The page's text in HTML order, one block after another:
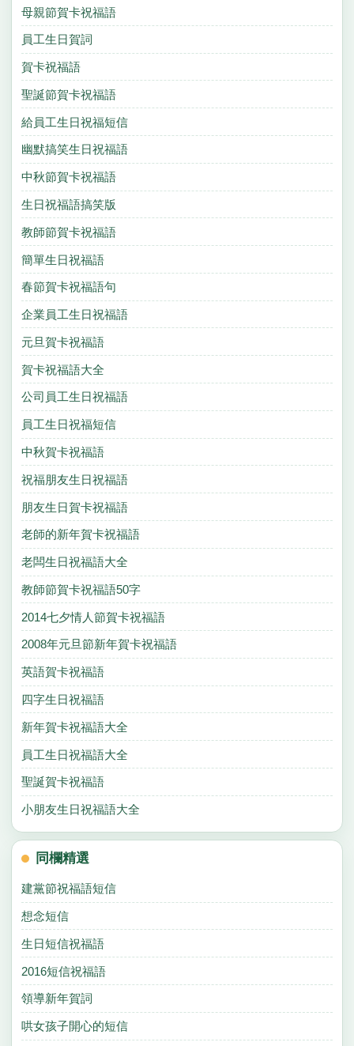
母親節賀卡祝福語
員工生日賀詞
賀卡祝福語
聖誕節賀卡祝福語
給員工生日祝福短信
幽默搞笑生日祝福語
中秋節賀卡祝福語
生日祝福語搞笑版
教師節賀卡祝福語
簡單生日祝福語
春節賀卡祝福語句
企業員工生日祝福語
元旦賀卡祝福語
賀卡祝福語大全
公司員工生日祝福語
員工生日祝福短信
中秋賀卡祝福語
祝福朋友生日祝福語
朋友生日賀卡祝福語
老師的新年賀卡祝福語
老闆生日祝福語大全
教師節賀卡祝福語50字
2014七夕情人節賀卡祝福語
2008年元旦節新年賀卡祝福語
英語賀卡祝福語
四字生日祝福語
新年賀卡祝福語大全
員工生日祝福語大全
聖誕賀卡祝福語
小朋友生日祝福語大全
同欄精選
建黨節祝福語短信
想念短信
生日短信祝福語
2016短信祝福語
領導新年賀詞
哄女孩子開心的短信